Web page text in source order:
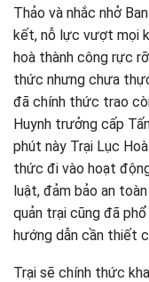
Thảo và nhắc nhở
kết, nỗ lực vượt mọi
hoà thành công rực
thức nhưng chưa
đã chính thức trao
Huynh trưởng cấp
phút này Trại Lục
thức đi vào hoạt
luật, đảm bảo an
quản trại cũng đã
hướng dẫn cần thiết
Trại sẽ chính thức